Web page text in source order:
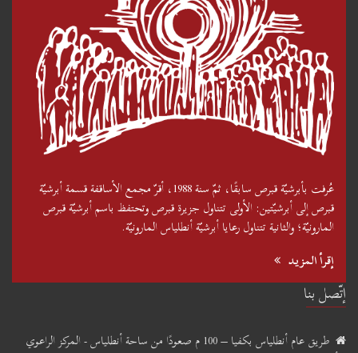
عُرفت بأبرشيّة قبرص سابقًا، ثمّ سنة 1988، أقرّ مجمع الأساقفة قسمة أبرشيّة
قبرص إلى أبرشيّتين: الأولى تتناول جزيرة قبرص وتحتفظ باسم أبرشيّة قبرص
المارونيّة؛ والثانية تتناول رعايا أبرشيّة أنطلياس المارونيّة.
إقرأ المزيد
إتّصل بنا
طريق عام أنطلياس بكفيا – 100 م صعودًا من ساحة أنطلياس - المركز الراعوي